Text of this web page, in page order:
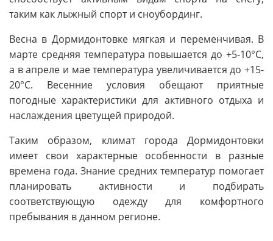
таким как лыжный спорт и сноубординг.
Весна в Дормидонтовке мягкая и переменчивая. В
марте средняя температура повышается до +5-10°C,
а в апреле и мае температура увеличивается до +15-
20°C. Весенние условия обещают приятные
погодные характеристики для активного отдыха и
наслаждения цветущей природой.
Таким образом, климат города Дормидонтовки
имеет свои характерные особенности в разные
времена года. Знание средних температур помогает
планировать активности и подбирать
соответствующую одежду для комфортного
пребывания в данном регионе.